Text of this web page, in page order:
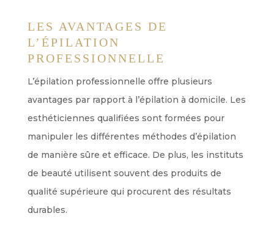
LES AVANTAGES DE
L’ÉPILATION
PROFESSIONNELLE
L’épilation professionnelle offre plusieurs
avantages par rapport à l’épilation à domicile. Les
esthéticiennes qualifiées sont formées pour
manipuler les différentes méthodes d’épilation
de manière sûre et efficace. De plus, les instituts
de beauté utilisent souvent des produits de
qualité supérieure qui procurent des résultats
durables.